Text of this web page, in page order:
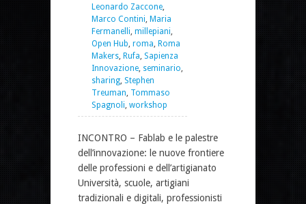
Leonardo Zaccone,
Marco Contini, Maria
Fermanelli, millepiani,
Open Hub, roma, Roma
Makers, Rufa, Sapienza
Innovazione, seminario,
sharing, Stephen
Treuman, Tommaso
Spagnoli, workshop
INCONTRO – Fablab e le palestre
dell’innovazione: le nuove frontiere
delle professioni e dell’artigianato
Università, scuole, artigiani
tradizionali e digitali, professionisti